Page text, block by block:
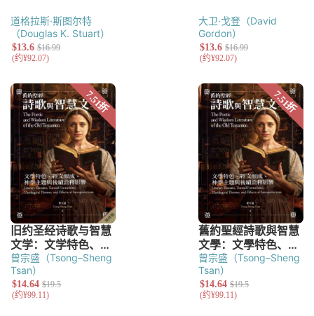
道格拉斯·斯图尔特
（Douglas K. Stuart）
大卫·戈登（David
Gordon）
曾宗盛（Tsong–Sheng
Tsan）
曾宗盛（Tsong–Sheng
Tsan）